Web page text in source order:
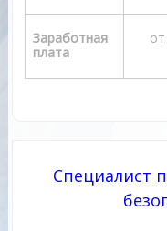
Заработная
плата
Специалист